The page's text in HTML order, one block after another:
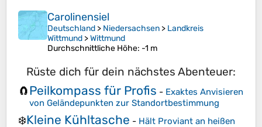
Carolinensiel
Deutschland > Niedersachsen > Landkreis
Wittmund >Wittmund
Durchschnittliche Höhe: -1 m
Rüste dich für dein nächstes Abenteuer:
🧲Peilkompass für Profis - Exaktes Anvisieren
von Geländepunkten zur Standortbestimmung
❄️Kleine Kühltasche - Hält Proviant an heißen